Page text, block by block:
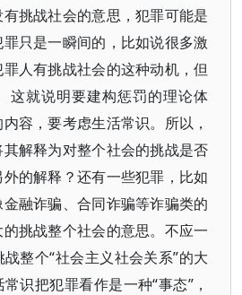
挑战社会的意思，犯罪可能是
只是一瞬间的，比如说很多激
人有挑战社会的这种动机，但
这就说明要建构惩罚的理论体
容，要考虑生活常识。所以，
解释为对整个社会的挑战是否
的解释？还有一些犯罪，比如
融诈骗、合同诈骗等诈骗类的
挑战整个社会的意思。不应一
整个“社会主义社会关系”的大
识把犯罪看作是一种“事态”，